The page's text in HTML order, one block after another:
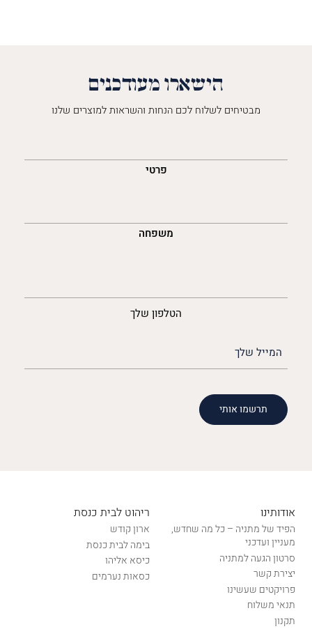
הישארו מעודכנים
מבטיחים לשלוח לכם הנחות והשראות למוצרים שלנו
פרטי
משפחה
הטלפון שלך
(חובה)
אודותינו
הפיד של מתניה – כל מה שחדש,
מעניין ועדכני
סרטון הגעה למתניה
יצירת קשר
פרויקטים שעשינו
תנאי משלוח
תקנון
ריהוט לבית כנסת
ארון קודש
בימה לבית כנסת
כיסא אליהו
כסאות נערמים